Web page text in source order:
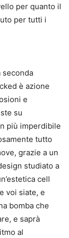
per quanto il
per tutti i
seconda
è azione
e
su
più imperdibile
tutto
grazie a un
studiato a
cell
voi siate, e
bomba che
e saprà
al